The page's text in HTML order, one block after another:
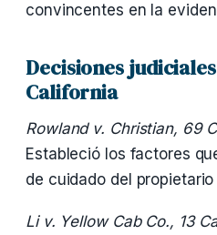
convincentes en la
Decisiones
California
Rowland v. Christian, 69
Estableció los factores
de cuidado del
Li v. Yellow Cab Co., 13